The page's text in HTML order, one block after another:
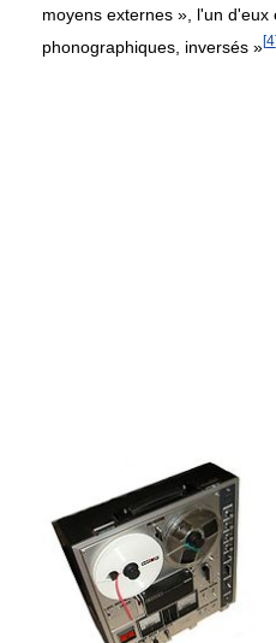
moyens externes », l'un
phonographiques, inversés »[4